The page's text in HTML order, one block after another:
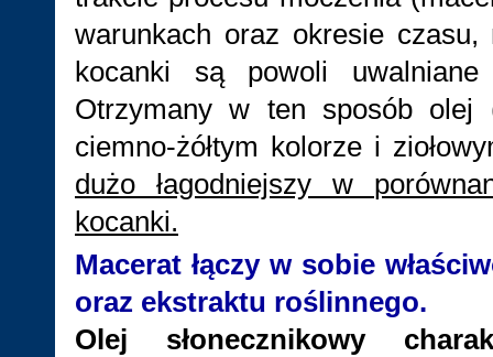
warunkach oraz okresie czasu,
kocanki są powoli uwalniane
Otrzymany w ten sposób olej
ciemno-żółtym kolorze i
dużo łagodniejszy w
kocanki.
Macerat łączy w sobie
oraz ekstraktu roślinnego.
Olej słonecznikowy